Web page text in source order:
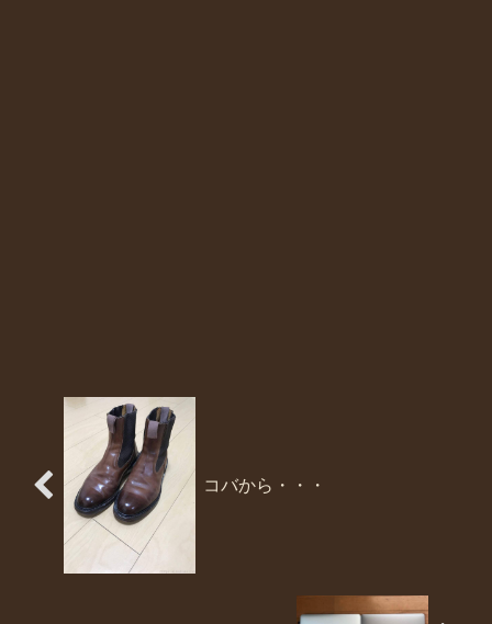
コバから・・・